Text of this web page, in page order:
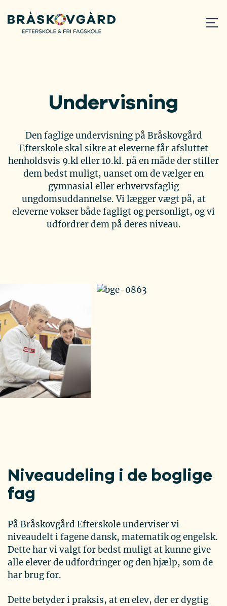
Undervisning
Den faglige undervisning på Bråskovgård
Efterskole skal sikre at eleverne får afsluttet
henholdsvis 9.kl eller 10.kl. på en måde der stiller
dem bedst muligt, uanset om de vælger en
gymnasial eller erhvervsfaglig
ungdomsuddannelse. Vi lægger vægt på, at
eleverne vokser både fagligt og personligt, og vi
udfordrer dem på deres niveau.
Niveaudeling i de boglige
fag
På Bråskovgård Efterskole underviser vi
niveaudelt i fagene dansk, matematik og engelsk.
Dette har vi valgt for bedst muligt at kunne give
alle elever de udfordringer og den hjælp, som de
har brug for.
Dette betyder i praksis, at en elev, der er dygtig